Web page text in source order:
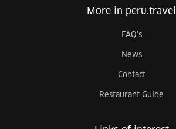
More in peru.travel
FAQ's
News
Contact
Restaurant Guide